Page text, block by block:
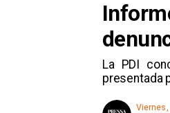
La PDI
presentada